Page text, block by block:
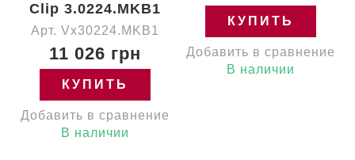
Clip 3.0224.MKB1
Арт. Vx30224.MKB1
11 026 грн
КУПИТЬ
Добавить в сравнение
В наличии
КУПИТЬ
Добавить в сравнение
В наличии